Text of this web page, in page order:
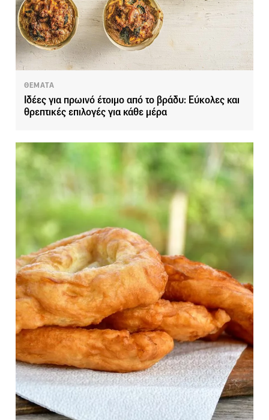
ΘΕΜΑΤΑ
Ιδέες για πρωινό έτοιμο από το βράδυ: Εύκολες και
θρεπτικές επιλογές για κάθε μέρα